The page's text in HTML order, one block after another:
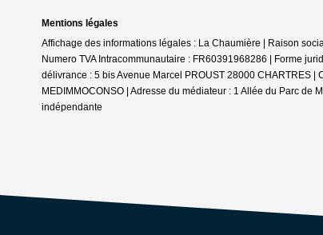
Mentions légales
Affichage des informations légales : La Chaumière | Raison
Numero TVA Intracommunautaire : FR60391968286 | Forme
délivrance : 5 bis Avenue Marcel PROUST 28000 CHARTRES
MEDIMMOCONSO | Adresse du médiateur : 1 Allée du Parc de
indépendante